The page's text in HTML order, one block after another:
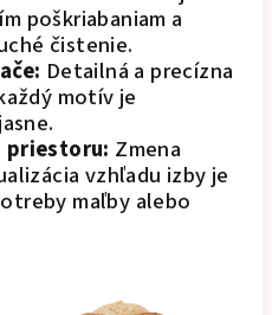
poškriabaniam a
čistenie.
Detailná a precízna
motív je
priestoru: Zmena
vzhľadu izby je
maľby alebo